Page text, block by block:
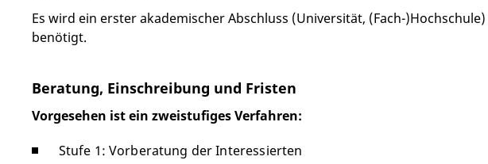
Es wird ein erster akademischer Abschluss (Universität, (Fach-)Hochschule)
benötigt.
Beratung, Einschreibung und Fristen
Vorgesehen ist ein zweistufiges Verfahren:
Stufe 1: Vorberatung der Interessierten